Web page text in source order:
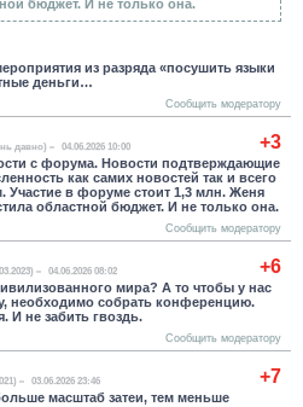
бюджет. И не только она.
из разряда «посушить языки
деньги…
Сообщить модератору
+3
давно) 04.06.2026 10:00
с форума. Новости подтверждающие
как самих новостей так и всего
Участие в форуме стоит 1,3 млн. Женя
областной бюджет. И не только она.
Сообщить модератору
+6
04.06.2026 08:02
мира? А то чтобы у нас
необходимо собрать конференцию.
И не забить гвоздь.
Сообщить модератору
+7
03.06.2026 23:46
масштаб затеи, тем меньше